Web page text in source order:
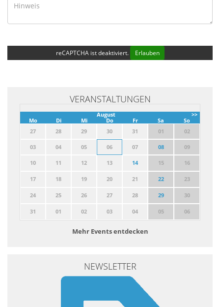
reCAPTCHA ist deaktiviert. Erlauben
VERANSTALTUNGEN
>>
August
Mo
Di Mi Do Fr Sa
So
27
28 29 30 31 01 02
03 04 05 06 07 08 09
10 11 12 13 14 15 16
17 18 19 20 21 22 23
24 25 26 27 28 29 30
31 01 02 03 04 05 06
Mehr Events entdecken
NEWSLETTER